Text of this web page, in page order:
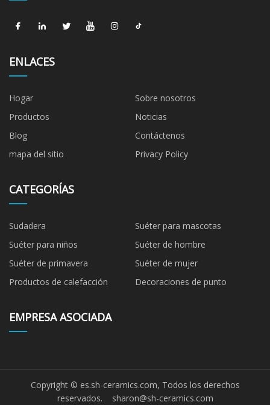
ENLACES
Hogar
Sobre nosotros
Productos
Noticias
Blog
Contáctenos
mapa del sitio
Privacy Policy
CATEGORÍAS
Sudadera
Suéter para mascotas
Suéter para niños
Suéter de hombre
Suéter de primavera
Suéter de mujer
Productos de calefacción
Decoraciones de punto
EMPRESA ASOCIADA
Copyright © es.sh-ceramics.com, Todos los derechos
reservados. sharon@sh-ceramics.com